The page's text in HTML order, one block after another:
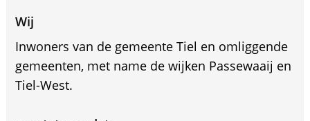
Wij
Inwoners van de gemeente Tiel en omliggende
gemeenten, met name de wijken Passewaaij en
Tiel-West.